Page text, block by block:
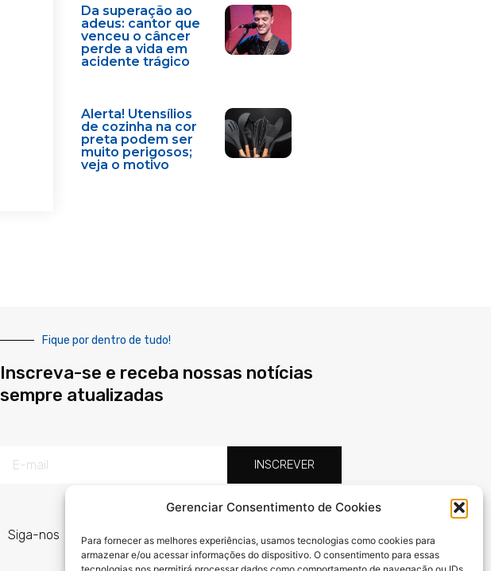
Gerenciar Consentimento de Cookies
Para fornecer as melhores experiências, usamos tecnologias como cookies para
armazenar e/ou acessar informações do dispositivo. O consentimento para essas
Da superação ao
adeus: cantor que
venceu o câncer
perde a vida em
acidente trágico
Alerta! Utensílios
de cozinha na cor
preta podem ser
muito perigosos;
veja o motivo
Fique por dentro de tudo!
Inscreva-se e receba nossas notícias
sempre atualizadas
INSCREVER
Siga-nos
a
c
e
-
t
w
n
s
t